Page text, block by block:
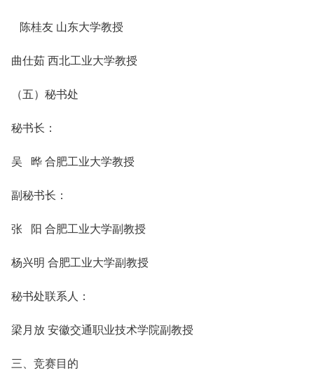
陈桂友 山东大学教授
曲仕茹 西北工业大学教授
（五）秘书处
秘书长：
吴 晔 合肥工业大学教授
副秘书长：
张 阳 合肥工业大学副教授
杨兴明 合肥工业大学副教授
秘书处联系人：
梁月放 安徽交通职业技术学院副教授
三、竞赛目的